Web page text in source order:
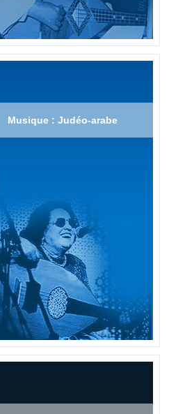
Musique : Judéo-arabe